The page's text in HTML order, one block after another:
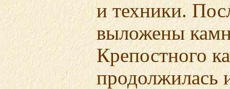
и техники.
выложены
Крепостного
продолжилась